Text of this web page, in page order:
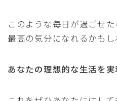
このような毎日が過ごせ
最高の気分になれるかもし
あなたの理想的な生活を実